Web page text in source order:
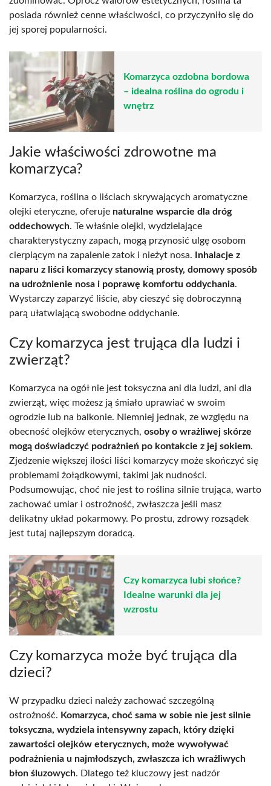
posiada również cenne właściwości, co przyczyniło się do
jej sporej popularności.
Komarzyca ozdobna bordowa
– idealna roślina do ogrodu i
wnętrz
Jakie właściwości zdrowotne ma
komarzyca?
Komarzyca, roślina o liściach skrywających aromatyczne
olejki eteryczne, oferuje naturalne wsparcie dla dróg
oddechowych. Te właśnie olejki, wydzielające
charakterystyczny zapach, mogą przynosić ulgę osobom
cierpiącym na zapalenie zatok i nieżyt nosa.
Inhalacje z
naparu z liści komarzycy stanowią prosty, domowy sposób
na udrożnienie nosa i poprawę komfortu oddychania.
Wystarczy zaparzyć liście, aby cieszyć się dobroczynną
parą ułatwiającą swobodne oddychanie.
Czy komarzyca jest trująca dla ludzi i
zwierząt?
Komarzyca na ogół nie jest toksyczna ani dla ludzi, ani dla
zwierząt, więc możesz ją śmiało uprawiać w swoim
ogrodzie lub na balkonie. Niemniej jednak, ze względu na
obecność olejków eterycznych, osoby o wrażliwej skórze
mogą doświadczyć podrażnień po kontakcie z jej sokiem.
Zjedzenie większej ilości liści komarzycy może skończyć się
problemami żołądkowymi, takimi jak nudności.
Podsumowując, choć nie jest to roślina silnie trująca, warto
zachować umiar i ostrożność, zwłaszcza jeśli masz
delikatny układ pokarmowy. Po prostu, zdrowy rozsądek
jest tutaj najlepszym doradcą.
Czy komarzyca lubi słońce?
Idealne warunki dla jej
wzrostu
Czy komarzyca może być trująca dla
dzieci?
W przypadku dzieci należy zachować szczególną
ostrożność. Komarzyca, choć sama w sobie nie jest silnie
toksyczna, wydziela intensywny zapach, który dzięki
zawartości olejków eterycznych, może wywoływać
podrażnienia u najmłodszych, zwłaszcza ich wrażliwych
błon śluzowych. Dlatego też kluczowy jest nadzór